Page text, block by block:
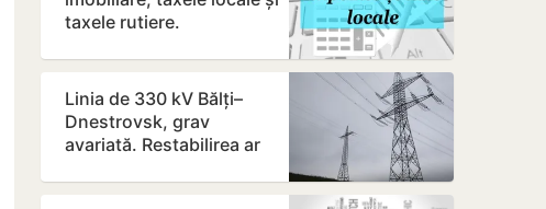
taxele rutiere.
de…
Linia de 330 kV Bălți–
Dnestrovsk, grav
avariată. Restabilirea ar